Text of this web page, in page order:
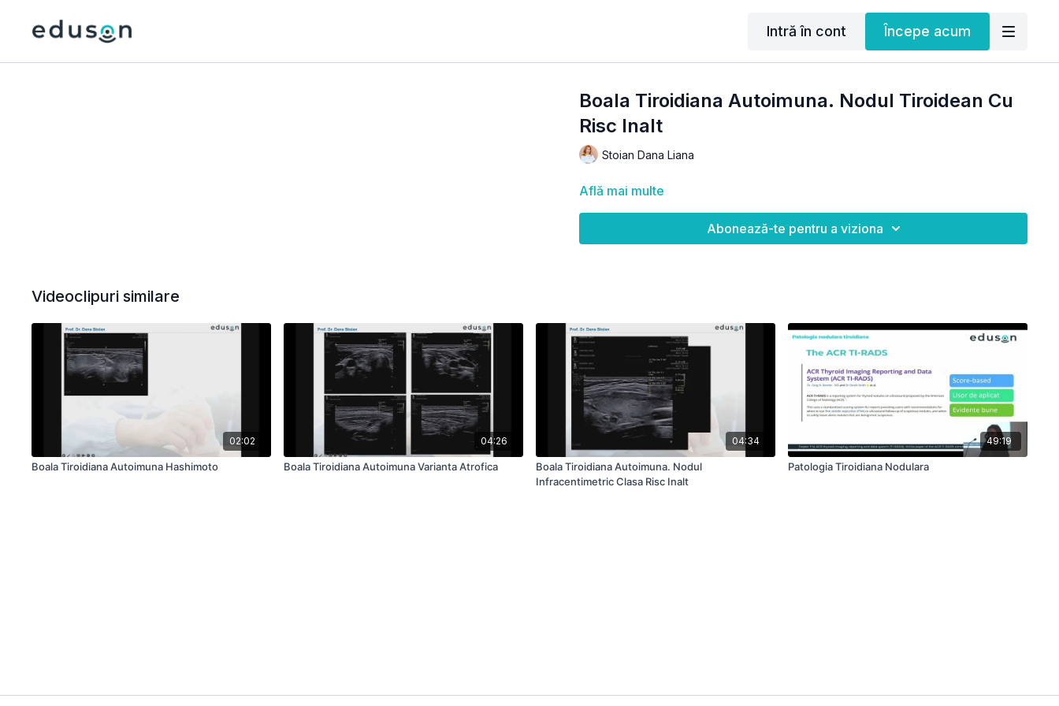
Intră în cont Începe acum
Boala Tiroidiana Autoimuna. Nodul Tiroidean Cu
Risc Inalt
Stoian Dana Liana
Află mai multe
Abonează-te pentru a viziona
Videoclipuri similare
02:02
Boala Tiroidiana Autoimuna Hashimoto
04:26
Boala Tiroidiana Autoimuna Varianta Atrofica
04:34
Boala Tiroidiana Autoimuna. Nodul
Infracentimetric Clasa Risc Inalt
49:19
Patologia Tiroidiana Nodulara